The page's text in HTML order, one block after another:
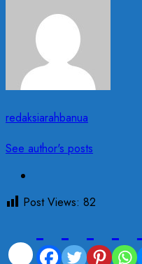
redaksiarahbanua
See author's posts
Post Views: 82